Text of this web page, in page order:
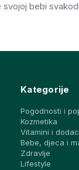
bebi
Kategorije
Pogodnosti i
Kozmetika
Vitamini i
Bebe, djeca i
Zdravlje
Lifestyle